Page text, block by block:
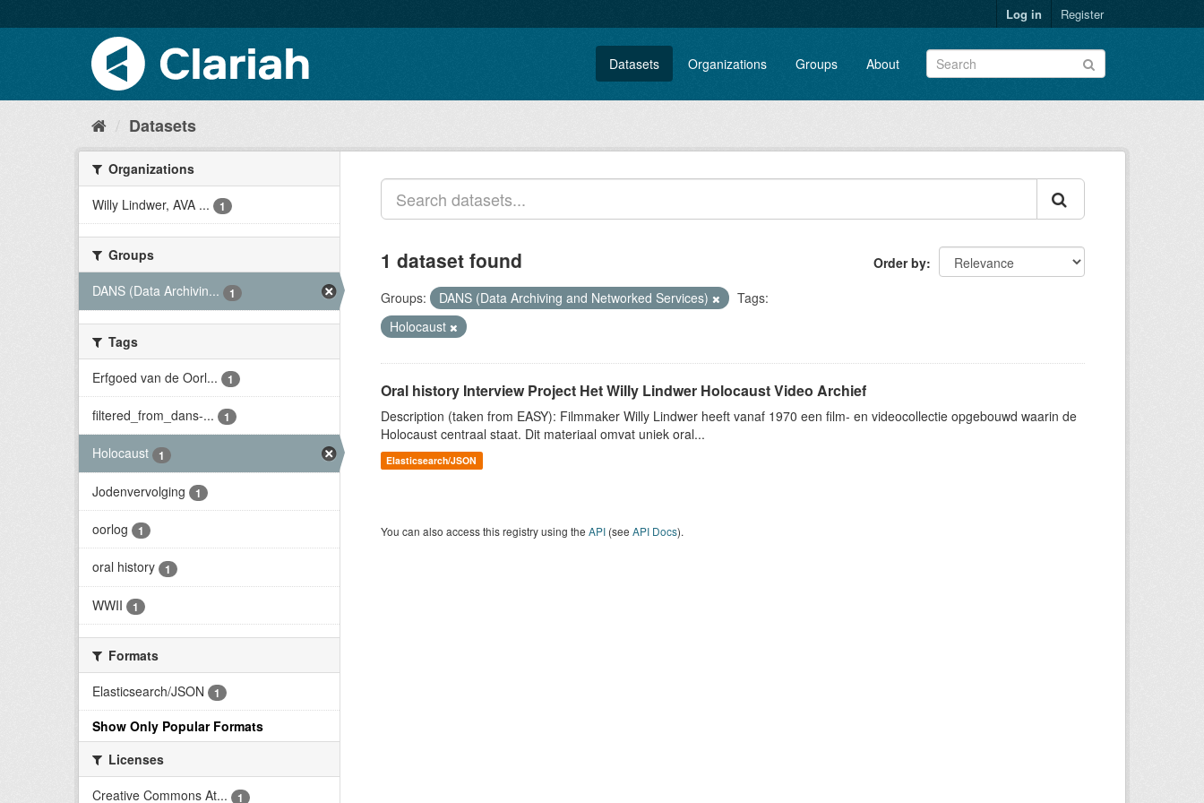
Log in Register
Datasets Organizations Groups About
Datasets
Organizations
Willy Lindwer, AVA ...
1
Groups
DANS (Data Archivin...
1
Tags
Erfgoed van de Oorl...
1
filtered_from_dans-... 1
Holocaust 1
Jodenvervolging 1
oorlog 1
oral history 1
WWII 1
Formats
Elasticsearch/JSON
1
Show Only Popular Formats
Licenses
Creative Commons At...
1
Order by
1 dataset found
Groups: DANS (Data Archiving and Networked Services)
Tags:
Holocaust
Oral history Interview Project Het Willy Lindwer Holocaust Video Archief
Description (taken from EASY): Filmmaker Willy Lindwer heeft vanaf 1970 een film- en videocollectie opgebouwd waarin de
Holocaust centraal staat. Dit materiaal omvat uniek oral...
Elasticsearch/JSON
You can also access this registry using the API (see API Docs).